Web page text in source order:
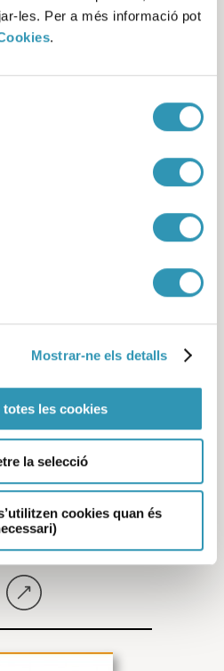
les. Per a més informació pot
.
Mostrar-ne els detalls
totes les cookies
la selecció
cookies quan és
de salut i
de salut i
2021